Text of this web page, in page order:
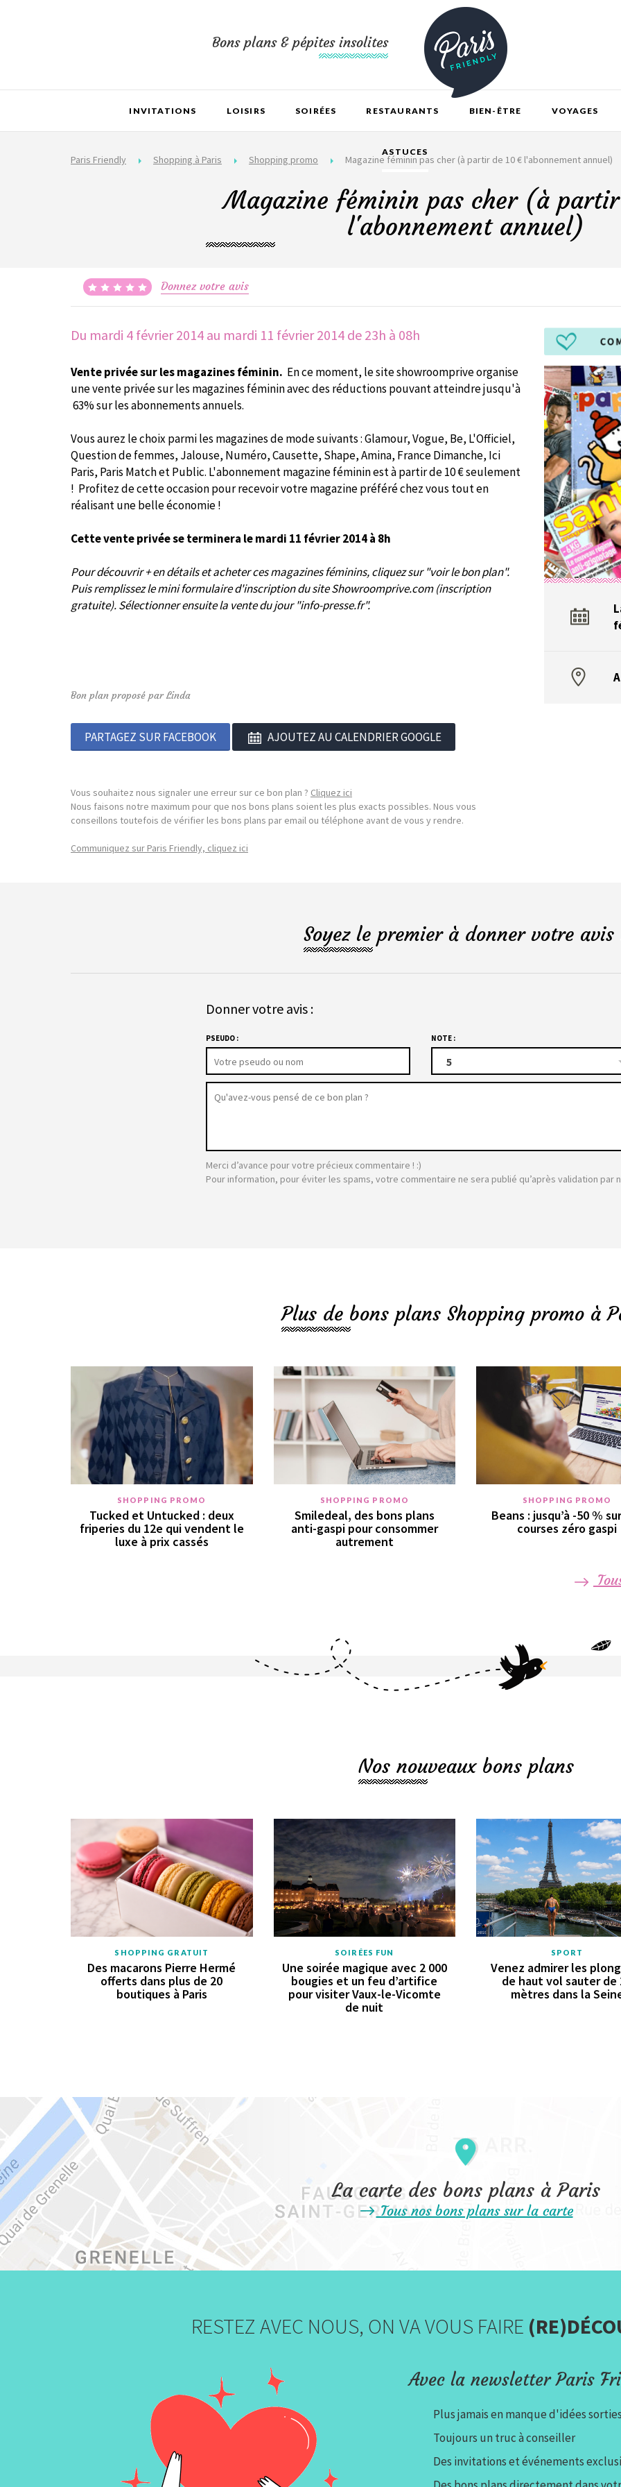
Bons plans & pépites insolites
INVITATIONS LOISIRS SOIRÉES RESTAURANTS BIEN-ÊTRE VOYAGES
ASTUCES
Paris Friendly Shopping à Paris Shopping promo Magazine féminin pas cher (à partir de 10 € l'abonnement annuel)
Magazine féminin pas cher (à
l'abonnement annuel)
Donnez votre avis
Du mardi 4 février 2014 au mardi 11 février 2014 de 23h à 08h
Vente privée sur les magazines féminin. En ce moment, le site showroomprive organise
une vente privée sur les magazines féminin avec des réductions pouvant atteindre jusqu'à
63% sur les abonnements annuels.
Vous aurez le choix parmi les magazines de mode suivants : Glamour, Vogue, Be, L'Officiel,
Question de femmes, Jalouse, Numéro, Causette, Shape, Amina, France Dimanche, Ici
Paris, Paris Match et Public. L'abonnement magazine féminin est à partir de 10 € seulement
! Profitez de cette occasion pour recevoir votre magazine préféré chez vous tout en
réalisant une belle économie !
Cette vente privée se terminera le mardi 11 février 2014 à 8h
Pour découvrir + en détails et acheter ces magazines féminins, cliquez sur "voir le bon plan".
Puis remplissez le mini formulaire d'inscription du site Showroomprive.com (inscription
gratuite). Sélectionner ensuite la vente du jour "info-presse.fr".
Bon plan proposé par Linda
PARTAGEZ SUR FACEBOOK AJOUTEZ AU CALENDRIER GOOGLE
Vous souhaitez nous signaler une erreur sur ce bon plan ? Cliquez ici
Nous faisons notre maximum pour que nos bons plans soient les plus exacts possibles. Nous vous
conseillons toutefois de vérifier les bons plans par email ou téléphone avant de vous y rendre.
Communiquez sur Paris Friendly, cliquez ici
Soyez le premier à donner votre
Donner votre avis :
PSEUDO : NOTE :
5
Merci d’avance pour votre précieux commentaire ! :)
Pour information, pour éviter les spams, votre commentaire ne sera publié qu’après validation par
Plus de bons plans Shopping promo à
SHOPPING PROMO
Tucked et Untucked : deux
friperies du 12e qui vendent le
luxe à prix cassés
SHOPPING PROMO
Smiledeal, des bons plans
anti-gaspi pour consommer
autrement
SHOPPING PROMO
Beans : jusqu’à -50 %
courses zéro gaspi
Nos nouveaux bons plans
SHOPPING GRATUIT
Des macarons Pierre Hermé
offerts dans plus de 20
boutiques à Paris
SOIRÉES FUN
Une soirée magique avec 2 000
bougies et un feu d’artifice
pour visiter Vaux-le-Vicomte
de nuit
SPORT
Venez admirer les
de haut vol sauter de
mètres dans la
La carte des bons plans à Paris
Tous nos bons plans sur la carte
RESTEZ AVEC NOUS, ON VA VOUS FAIRE
Avec la newsletter Paris
Plus jamais en manque d'idées sorties
Toujours un truc à conseiller
Des invitations et événements